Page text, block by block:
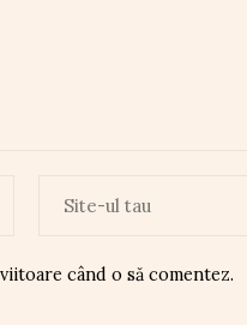
când o să comentez.